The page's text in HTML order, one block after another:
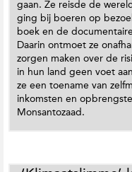
gaan. Ze reisde de
ging bij boeren op
boek en de documentaire
Daarin ontmoet ze
zorgen maken over de
in hun land geen voet
ze een toename van
inkomsten en
Monsantozaad.